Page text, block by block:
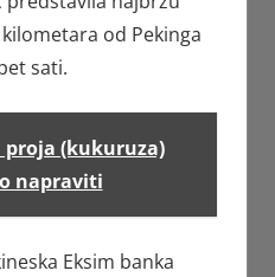
od Pekinga
sati.
proja (kukuruza)
napraviti
Eksim banka